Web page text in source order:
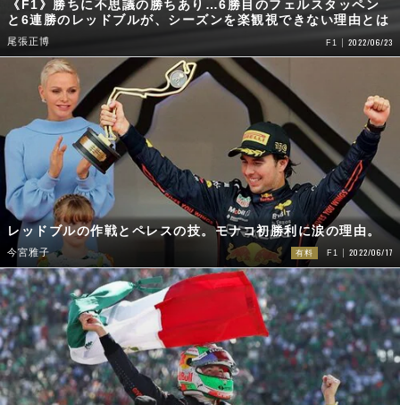
《F1》勝ちに不思議の勝ちあり…6勝目のフェルスタッペン
と6連勝のレッドブルが、シーズンを楽観視できない理由とは
尾張正博 F1 2022/06/23
レッドブルの作戦とペレスの技。モナコ初勝利に涙の理由。
今宮雅子 有料 F1 2022/06/17